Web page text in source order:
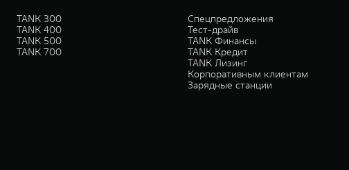
TANK 300
TANK 400
TANK 500
TANK 700
Спецпредложения
Тест-драйв
TANK Финансы
TANK Кредит
TANK Лизинг
Корпоративным клиентам
Зарядные станции